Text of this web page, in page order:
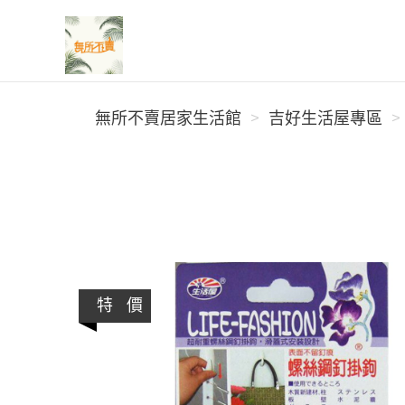
無所不賣居家生活館
無所不賣居家生活館
吉好生活屋專區
特 價